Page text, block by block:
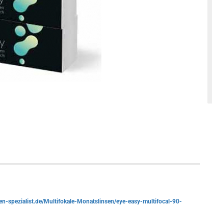
spezialist.de/Multifokale-Monatslinsen/eye-easy-multifocal-90-